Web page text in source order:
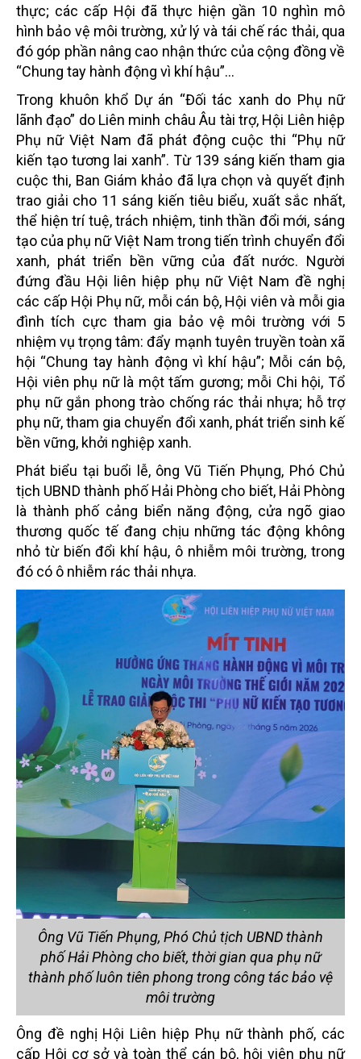
thực; các cấp Hội đã thực hiện gần 10 nghìn mô
hình bảo vệ môi trường, xử lý và tái chế rác thải, qua
đó góp phần nâng cao nhận thức của cộng đồng về
“Chung tay hành động vì khí hậu”...
Trong khuôn khổ Dự án “Đối tác xanh do Phụ nữ
lãnh đạo” do Liên minh châu Âu tài trợ, Hội Liên hiệp
Phụ nữ Việt Nam đã phát động cuộc thi “Phụ nữ
kiến tạo tương lai xanh”. Từ 139 sáng kiến tham gia
cuộc thi, Ban Giám khảo đã lựa chọn và quyết định
trao giải cho 11 sáng kiến tiêu biểu, xuất sắc nhất,
thể hiện trí tuệ, trách nhiệm, tinh thần đổi mới, sáng
tạo của phụ nữ Việt Nam trong tiến trình chuyển đổi
xanh, phát triển bền vững của đất nước. Người
đứng đầu Hội liên hiệp phụ nữ Việt Nam đề nghị
các cấp Hội Phụ nữ, mỗi cán bộ, Hội viên và mỗi gia
đình tích cực tham gia bảo vệ môi trường với 5
nhiệm vụ trọng tâm: đẩy mạnh tuyên truyền toàn xã
hội “Chung tay hành động vì khí hậu”; Mỗi cán bộ,
Hội viên phụ nữ là một tấm gương; mỗi Chi hội, Tổ
phụ nữ gắn phong trào chống rác thải nhựa; hỗ trợ
phụ nữ, tham gia chuyển đổi xanh, phát triển sinh kế
bền vững, khởi nghiệp xanh.
Phát biểu tại buổi lễ, ông Vũ Tiến Phụng, Phó Chủ
tịch UBND thành phố Hải Phòng cho biết, Hải Phòng
là thành phố cảng biển năng động, cửa ngõ giao
thương quốc tế đang chịu những tác động không
nhỏ từ biến đổi khí hậu, ô nhiễm môi trường, trong
đó có ô nhiễm rác thải nhựa.
Ông Vũ Tiến Phụng, Phó Chủ tịch UBND thành
phố Hải Phòng cho biết, thời gian qua phụ nữ
thành phố luôn tiên phong trong công tác bảo vệ
môi trường
Ông đề nghị Hội Liên hiệp Phụ nữ thành phố, các
cấp Hội cơ sở và toàn thể cán bộ, hội viên phụ nữ